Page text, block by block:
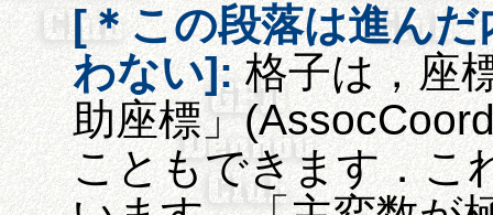
[＊この段落は進ん
わない]:格子は，座
助座標」
こともできます．こ